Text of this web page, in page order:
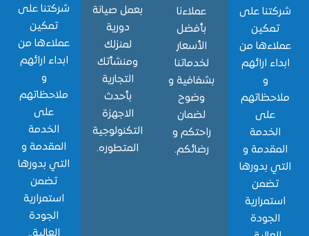
على
من
ارائهم
و
بدورها
عملاءنا
الأسعار
لخدماتنا
بشفافية و
راحتكم و
رضائكم.
بعمل صيانة
ومنشأتك
التجارية
التكنولوجية
المتطوره.
شركتنا على
عملاءها من
ابداء ارائهم
ملاحظاتهم
الخدمة
المقدمة و
التي بدورها
استمرارية